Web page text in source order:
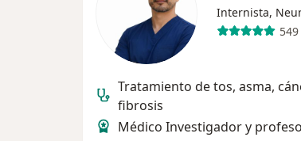
Internista,
Tratamiento de tos, asma,
fibrosis
Médico Investigador y